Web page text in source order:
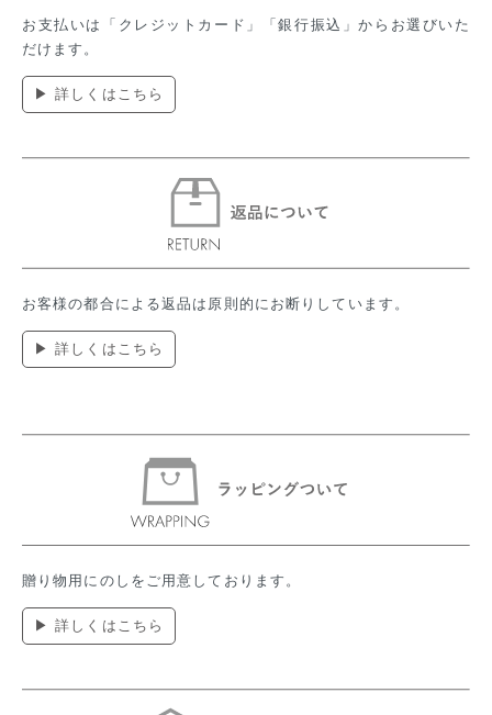
お支払いは「クレジットカード」「銀行振込」からお選びいた
だけます。
▶ 詳しくはこちら
お客様の都合による返品は原則的にお断りしています。
▶ 詳しくはこちら
贈り物用にのしをご用意しております。
▶ 詳しくはこちら